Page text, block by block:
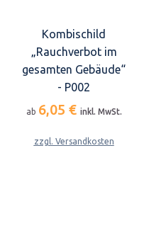
Kombischild
„Rauchverbot im
gesamten Gebäude“
- P002
ab 6,05 € inkl. MwSt.
zzgl. Versandkosten